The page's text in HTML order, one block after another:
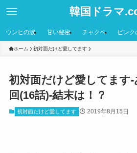
韓国ドラマ
ウンヒの涙 甘い秘密 チャクペ ピン
ホーム 初対面だけど愛してます
初対面だけど愛してます
回(16話)-結末は！？
初対面だけど愛してます 2019年8月15日